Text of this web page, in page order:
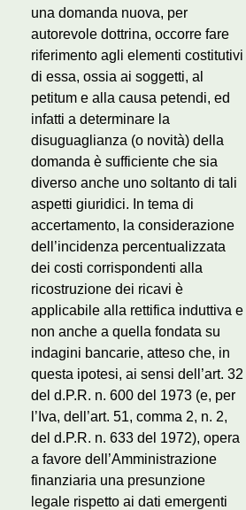
una domanda nuova, per
autorevole dottrina, occorre fare
riferimento agli elementi costitutivi
di essa, ossia ai soggetti, al
petitum e alla causa petendi, ed
infatti a determinare la
disuguaglianza (o novità) della
domanda è sufficiente che sia
diverso anche uno soltanto di tali
aspetti giuridici. In tema di
accertamento, la considerazione
dell’incidenza percentualizzata
dei costi corrispondenti alla
ricostruzione dei ricavi è
applicabile alla rettifica induttiva e
non anche a quella fondata su
indagini bancarie, atteso che, in
questa ipotesi, ai sensi dell’art. 32
del d.P.R. n. 600 del 1973 (e, per
l’Iva, dell’art. 51, comma 2, n. 2,
del d.P.R. n. 633 del 1972), opera
a favore dell’Amministrazione
finanziaria una presunzione
legale rispetto ai dati emergenti